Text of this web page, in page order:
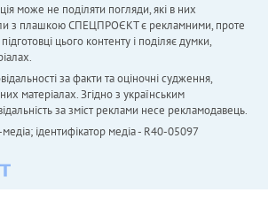
може не поділяти погляди, які в них
з плашкою СПЕЦПРОЄКТ є рекламними, проте
цього контенту і поділяє думки,
за факти та оціночні судження,
матеріалах. Згідно з українським
за зміст реклами несе рекламодавець.
ідентифікатор медіа - R40-05097